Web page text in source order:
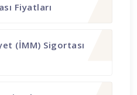
Fiyatları
(İMM) Sigortası